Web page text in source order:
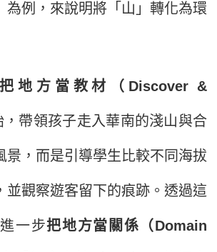
為例，來說明將「山」轉化為環
把地方當教材（Discover &
，帶領孩子走入華南的淺山與合
景，而是引導學生比較不同海拔
並觀察遊客留下的痕跡。透過這
一步把地方當關係（Domain